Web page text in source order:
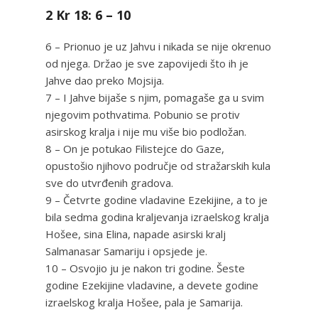
2 Kr 18: 6 – 10
6 – Prionuo je uz Jahvu i nikada se nije okrenuo
od njega. Držao je sve zapovijedi što ih je
Jahve dao preko Mojsija.
7 – I Jahve bijaše s njim, pomagaše ga u svim
njegovim pothvatima. Pobunio se protiv
asirskog kralja i nije mu više bio podložan.
8 – On je potukao Filistejce do Gaze,
opustošio njihovo područje od stražarskih kula
sve do utvrđenih gradova.
9 – Četvrte godine vladavine Ezekijine, a to je
bila sedma godina kraljevanja izraelskog kralja
Hošee, sina Elina, napade asirski kralj
Salmanasar Samariju i opsjede je.
10 – Osvojio ju je nakon tri godine. Šeste
godine Ezekijine vladavine, a devete godine
izraelskog kralja Hošee, pala je Samarija.